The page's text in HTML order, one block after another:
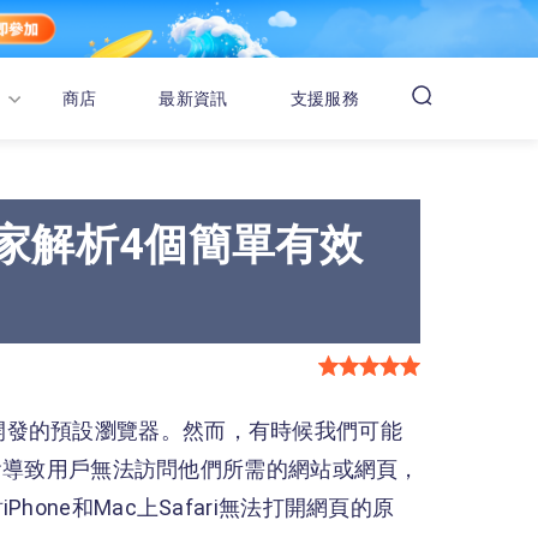
商店 最新資訊 支援服務
解析4個簡單有效
的預設瀏覽器。然而，有時候我們可能
致用戶無法訪問他們所需的網站或網頁，
和Mac上Safari無法打開網頁的原